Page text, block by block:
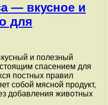
— вкусное и
для
и полезный
спасением для
постных правил
собой мясной продукт,
добавления животных